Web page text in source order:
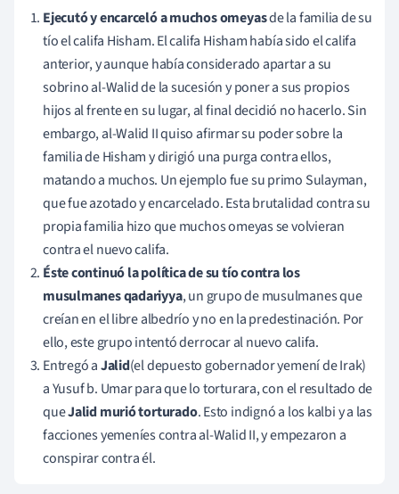
Ejecutó y encarceló a muchos omeyasde la familia de su
tío el califa Hisham. El califa Hisham había sido el califa
anterior, y aunque había considerado apartar a su
sobrino al-Walid de la sucesión y poner a sus propios
hijos al frente en su lugar, al final decidió no hacerlo. Sin
embargo, al-Walid II quiso afirmar su poder sobre la
familia de Hisham y dirigió una purga contra ellos,
matando a muchos. Un ejemplo fue su primo Sulayman,
que fue azotado y encarcelado. Esta brutalidad contra su
propia familia hizo que muchos omeyas se volvieran
contra el nuevo califa.
Éste continuó la política de su tío contra los
musulmanes qadariyya, un grupo de musulmanes que
creían en el libre albedrío y no en la predestinación. Por
ello, este grupo intentó derrocar al nuevo califa.
Entregó aJalid(el depuesto gobernador yemení de Irak)
a Yusuf b. Umar para que lo torturara, con el resultado de
queJalid murió torturado. Esto indignó a los kalbi y a las
facciones yemeníes contra al-Walid II, y empezaron a
conspirar contra él.